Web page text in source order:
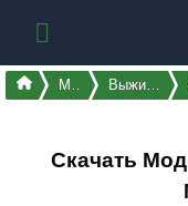
Моды Выживание
Скачать